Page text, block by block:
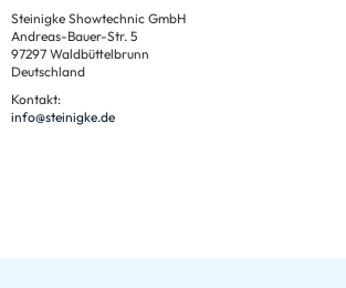
Steinigke Showtechnic GmbH
Andreas-Bauer-Str. 5
97297 Waldbüttelbrunn
Deutschland
Kontakt:
info@steinigke.de